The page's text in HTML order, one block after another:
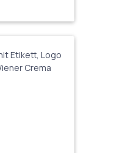
5 von 5 Sternen